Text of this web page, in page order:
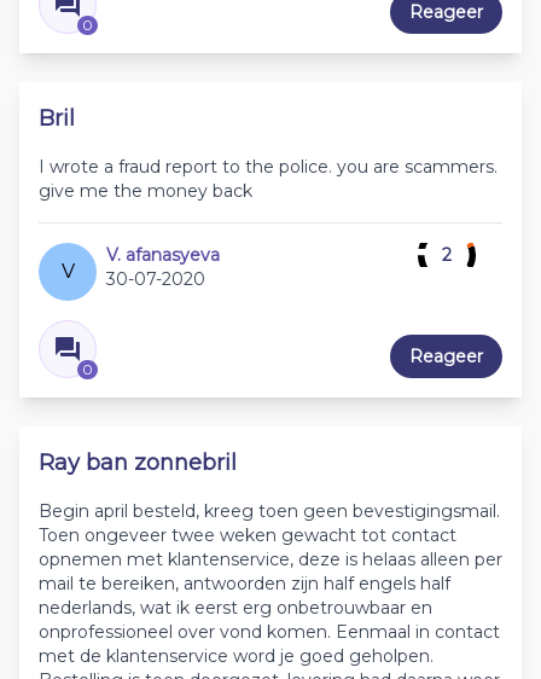
0
Reageer
Bril
I wrote a fraud report to the police. you are scammers.
give me the money back
V
V. afanasyeva
30-07-2020
0
2
Reageer
Ray ban zonnebril
Begin april besteld, kreeg toen geen bevestigingsmail.
Toen ongeveer twee weken gewacht tot contact
opnemen met klantenservice, deze is helaas alleen per
mail te bereiken, antwoorden zijn half engels half
nederlands, wat ik eerst erg onbetrouwbaar en
onprofessioneel over vond komen. Eenmaal in contact
met de klantenservice word je goed geholpen.